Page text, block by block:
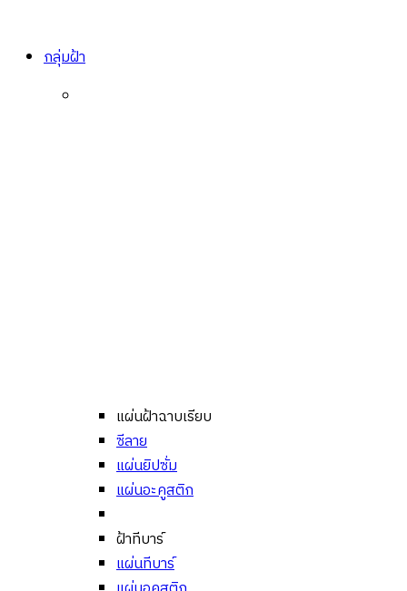
กลุ่มฝ้า
แผ่นฝ้าฉาบเรียบ
ซีลาย
แผ่นยิปซั่ม
แผ่นอะคูสติก
ฝ้าทีบาร์
แผ่นทีบาร์